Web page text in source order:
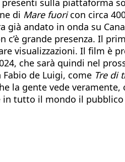
sulla piattaforma
di Mare fuoricon circa
andato in onda su
grande presenza. Il
visualizzazioni. Il film è
che sarà quindi nel
de Luigi, come Tre di
la gente vede
tutto il mondo il